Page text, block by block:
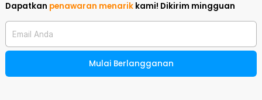
Dapatkan penawaran menarik kami! Dikirim mingguan
Email Anda
Mulai Berlangganan